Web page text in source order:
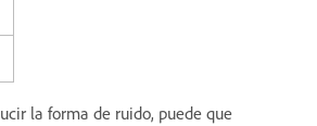
la forma de ruido, puede que